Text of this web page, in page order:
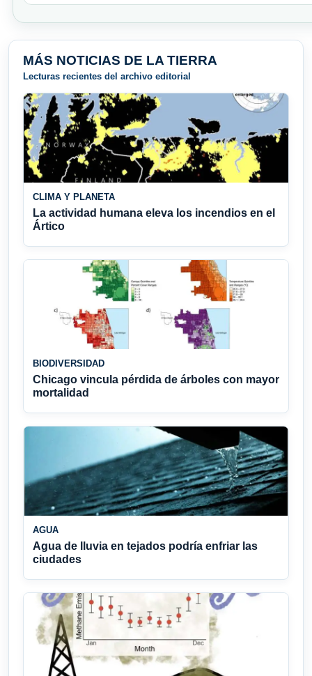
MÁS NOTICIAS DE LA TIERRA
Lecturas recientes del archivo editorial
CLIMA Y PLANETA
La actividad humana eleva los incendios en el
Ártico
BIODIVERSIDAD
Chicago vincula pérdida de árboles con mayor
mortalidad
AGUA
Agua de lluvia en tejados podría enfriar las
ciudades